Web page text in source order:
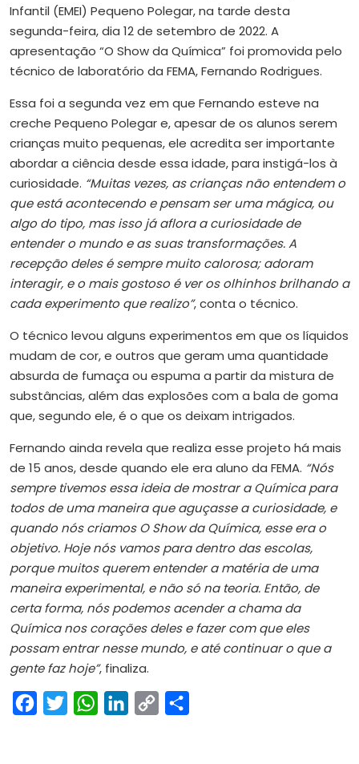
Infantil (EMEI) Pequeno Polegar, na tarde desta
segunda-feira, dia 12 de setembro de 2022. A
apresentação “O Show da Química” foi promovida pelo
técnico de laboratório da FEMA, Fernando Rodrigues.
Essa foi a segunda vez em que Fernando esteve na
creche Pequeno Polegar e, apesar de os alunos serem
crianças muito pequenas, ele acredita ser importante
abordar a ciência desde essa idade, para instigá-los à
curiosidade. “Muitas vezes, as crianças não entendem o
que está acontecendo e pensam ser uma mágica, ou
algo do tipo, mas isso já aflora a curiosidade de
entender o mundo e as suas transformações. A
recepção deles é sempre muito calorosa; adoram
interagir, e o mais gostoso é ver os olhinhos brilhando a
cada experimento que realizo”, conta o técnico.
O técnico levou alguns experimentos em que os líquidos
mudam de cor, e outros que geram uma quantidade
absurda de fumaça ou espuma a partir da mistura de
substâncias, além das explosões com a bala de goma
que, segundo ele, é o que os deixam intrigados.
Fernando ainda revela que realiza esse projeto há mais
de 15 anos, desde quando ele era aluno da FEMA. “Nós
sempre tivemos essa ideia de mostrar a Química para
todos de uma maneira que aguçasse a curiosidade, e
quando nós criamos O Show da Química, esse era o
objetivo. Hoje nós vamos para dentro das escolas,
porque muitos querem entender a matéria de uma
maneira experimental, e não só na teoria. Então, de
certa forma, nós podemos acender a chama da
Química nos corações deles e fazer com que eles
possam entrar nesse mundo, e até continuar o que a
gente faz hoje”, finaliza.
FacebookTwitterWhatsAppLinkedIn
Copy